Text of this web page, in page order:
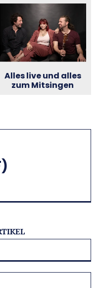
Alles live und alles
zum Mitsingen